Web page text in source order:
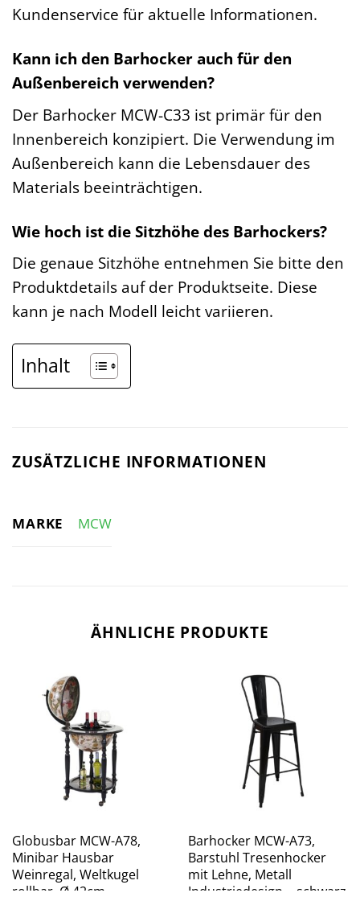
Kundenservice für aktuelle Informationen.
Kann ich den Barhocker auch für den
Außenbereich verwenden?
Der Barhocker MCW-C33 ist primär für den
Innenbereich konzipiert. Die Verwendung im
Außenbereich kann die Lebensdauer des
Materials beeinträchtigen.
Wie hoch ist die Sitzhöhe des Barhockers?
Die genaue Sitzhöhe entnehmen Sie bitte den
Produktdetails auf der Produktseite. Diese
kann je nach Modell leicht variieren.
Inhalt
ZUSÄTZLICHE INFORMATIONEN
MARKE MCW
ÄHNLICHE PRODUKTE
Globusbar MCW-A78,
Minibar Hausbar
Weinregal, Weltkugel
rollbar, Ø 42cm
Barhocker MCW-A73,
Barstuhl Tresenhocker
mit Lehne, Metall
Industriedesign ~ schwarz